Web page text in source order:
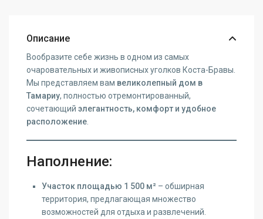
Описание
Вообразите себе жизнь в одном из самых
очаровательных и живописных уголков Коста-Бравы.
Мы представляем вам великолепный дом в
Тамариу, полностью отремонтированный,
сочетающийэлегантность, комфорт и удобное
расположение
Наполнение:
Участок площадью 1 500 м² – обширная
территория, предлагающая множество
возможностей для отдыха и развлечений.